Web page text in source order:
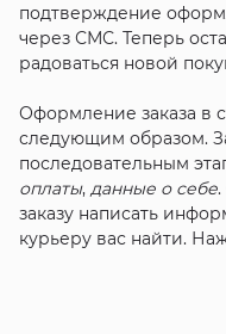
подтверждение
через СМС. Теперь
радоваться новой
Оформление заказа в
следующим образом.
последовательным
оплаты, данные о себе.
заказу написать
курьеру вас найти.